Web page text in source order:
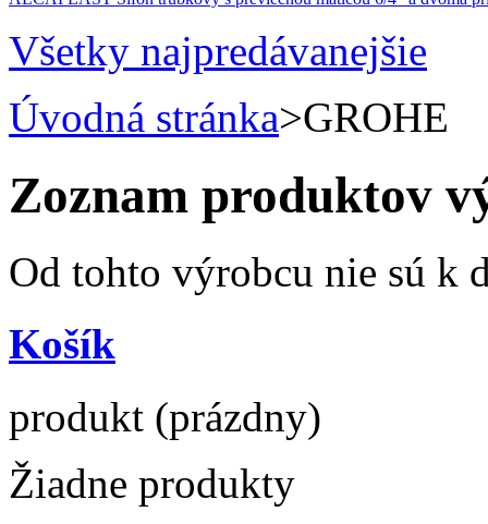
Všetky najpredávanejšie
Úvodná stránka>GROHE
Zoznam produktov
Od tohto výrobcu nie sú k
Košík
produkt (prázdny)
Žiadne produkty